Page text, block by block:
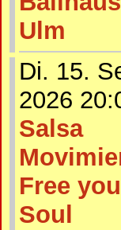
Ulm
Di. 15.
2026
Salsa
Free
Soul